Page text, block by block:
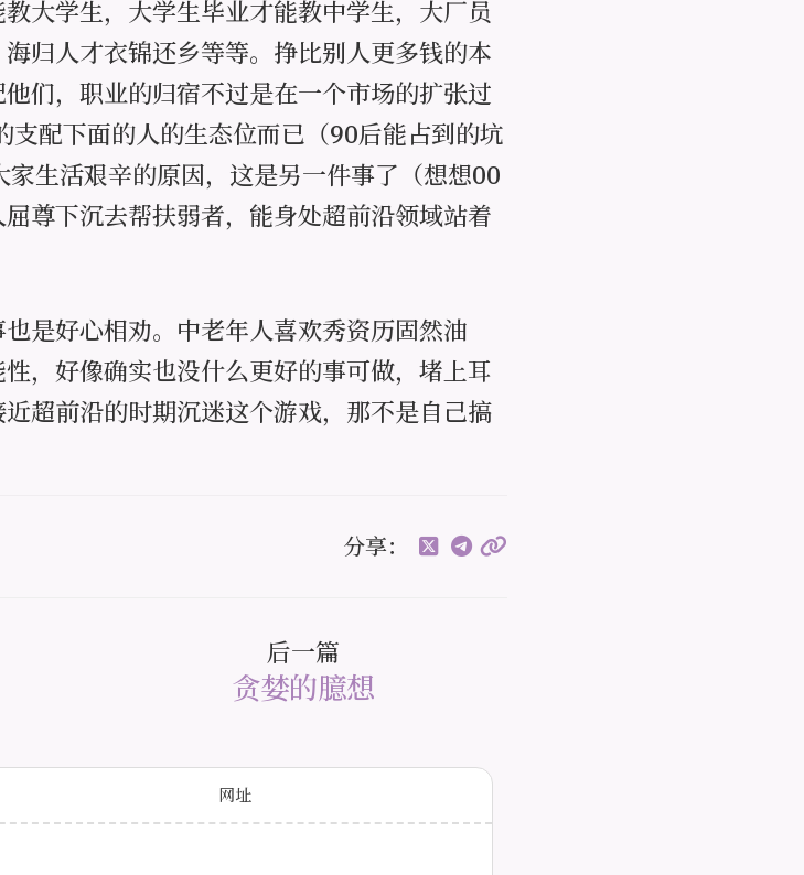
大学生，大学生毕业才能教中学生，大厂员
归人才衣锦还乡等等。挣比别人更多钱的本
们，职业的归宿不过是在一个市场的扩张过
配下面的人的生态位而已（90后能占到的坑
生活艰辛的原因，这是另一件事了（想想00
尊下沉去帮扶弱者，能身处超前沿领域站着
是好心相劝。中老年人喜欢秀资历固然油
，好像确实也没什么更好的事可做，堵上耳
超前沿的时期沉迷这个游戏，那不是自己搞
分享：
后一篇
贪婪的臆想
网址